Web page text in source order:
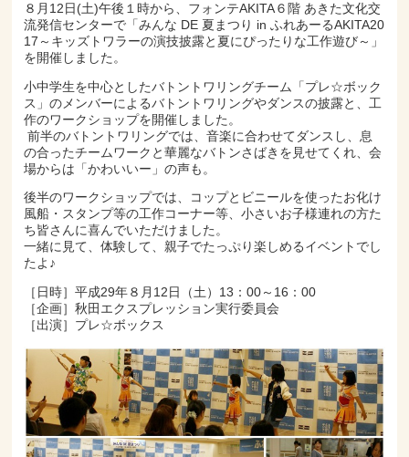
８月12日(土)午後１時から、フォンテAKITA６階 あきた文化交
流発信センターで「みんな DE 夏まつり in ふれあーるAKITA20
17～キッズトワラーの演技披露と夏にぴったりな工作遊び～」
を開催しました。
小中学生を中心としたバトントワリングチーム「プレ☆ボック
ス」のメンバーによるバトントワリングやダンスの披露と、工
作のワークショップを開催しました。
前半のバトントワリングでは、音楽に合わせてダンスし、息
の合ったチームワークと華麗なバトンさばきを見せてくれ、会
場からは「かわいいー」の声も。
後半のワークショップでは、コップとビニールを使ったお化け
風船・スタンプ等の工作コーナー等、小さいお子様連れの方た
ち皆さんに喜んでいただけました。
一緒に見て、体験して、親子でたっぷり楽しめるイベントでし
たよ♪
［日時］平成29年８月12日（土）13：00～16：00
［企画］秋田エクスプレッション実行委員会
［出演］プレ☆ボックス